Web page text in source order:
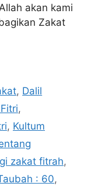
akan kami
Zakat
, Dalil
,
, Kultum
zakat fitrah,
: 60,